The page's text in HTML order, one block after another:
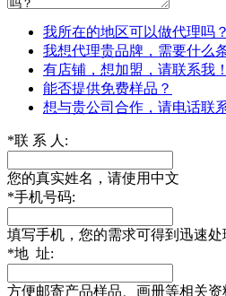
我所在的地区可以做代理吗？
我想代理贵品牌，需要什么
有店铺，想加盟，请联系我！
能否提供免费样品？
想与贵公司合作，请电话联
*联 系 人:
您的真实姓名，请使用中文
*手机号码:
填写手机，您的需求可得到迅速处
*地 址:
方便邮寄产品样品、画册等相关资